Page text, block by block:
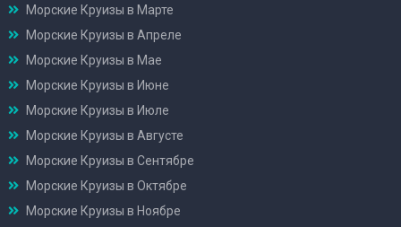
Морские Круизы в Марте
Морские Круизы в Апреле
Морские Круизы в Мае
Морские Круизы в Июне
Морские Круизы в Июле
Морские Круизы в Августе
Морские Круизы в Сентябре
Морские Круизы в Октябре
Морские Круизы в Ноябре